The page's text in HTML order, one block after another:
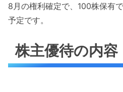
8月の権利確定で、100株保有
予定です。
株主優待の内容